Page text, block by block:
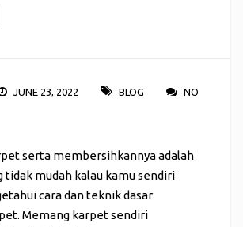
JUNE 23, 2022 BLOG
NO
serta membersihkannya adalah
tidak mudah kalau kamu sendiri
cara dan teknik dasar
Memang karpet sendiri